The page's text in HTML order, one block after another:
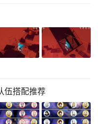
伍搭配推荐